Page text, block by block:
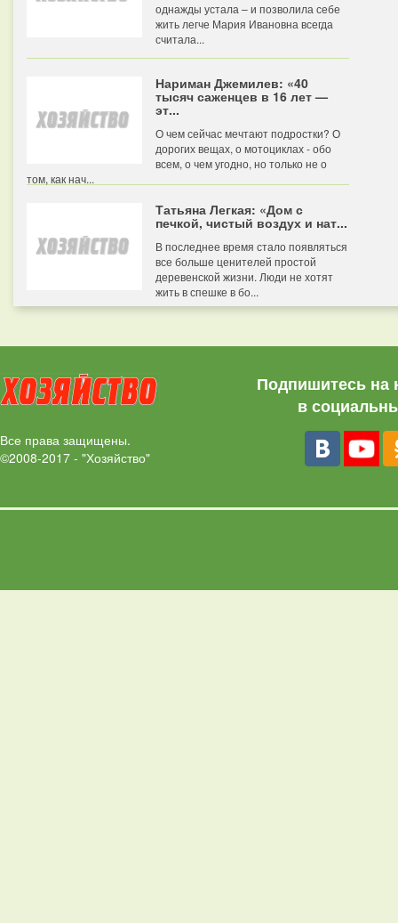
однажды устала – и позволила себе
жить легче Мария Ивановна всегда
считала...
Нариман Джемилев: «40
тысяч саженцев в 16 лет —
эт...
О чем сейчас мечтают подростки? О
дорогих вещах, о мотоциклах - обо
всем, о чем угодно, но только не о
том, как нач...
Татьяна Легкая: «Дом с
печкой, чистый воздух и нат...
В последнее время стало появляться
все больше ценителей простой
деревенской жизни. Люди не хотят
жить в спешке в бо...
Все права защищены.
©2008-2017 - "Хозяйство"
Подпишитесь на
в